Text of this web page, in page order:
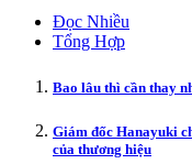
Đọc Nhiều
Tổng Hợp
Bao lâu thì cần thay
Giám đốc Hanayuki
của thương hiệu